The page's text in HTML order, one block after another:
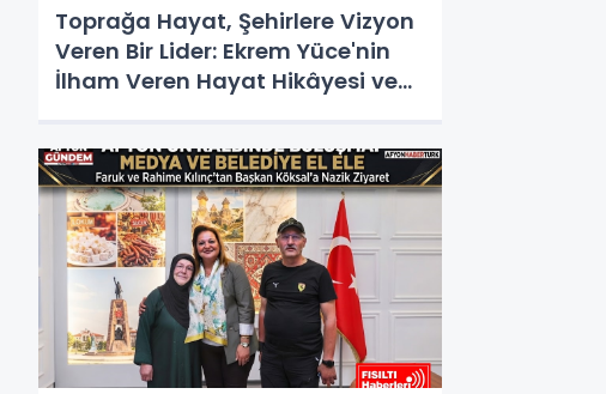
Toprağa Hayat, Şehirlere Vizyon
Veren Bir Lider: Ekrem Yüce'nin
İlham Veren Hayat Hikâyesi ve